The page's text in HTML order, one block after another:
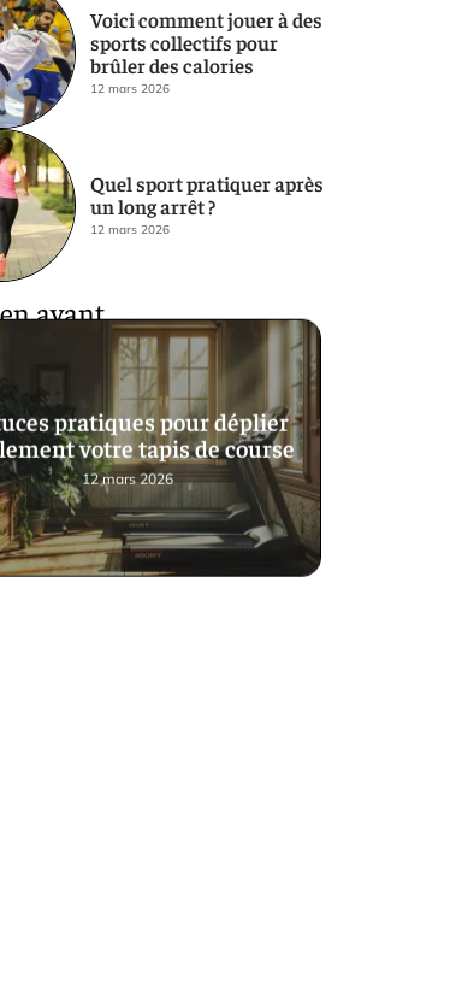
Voici comment jouer à des
sports collectifs pour
brûler des calories
12 mars 2026
Quel sport pratiquer après
un long arrêt ?
12 mars 2026
avant
pratiques pour déplier
votre tapis de course
12 mars 2026